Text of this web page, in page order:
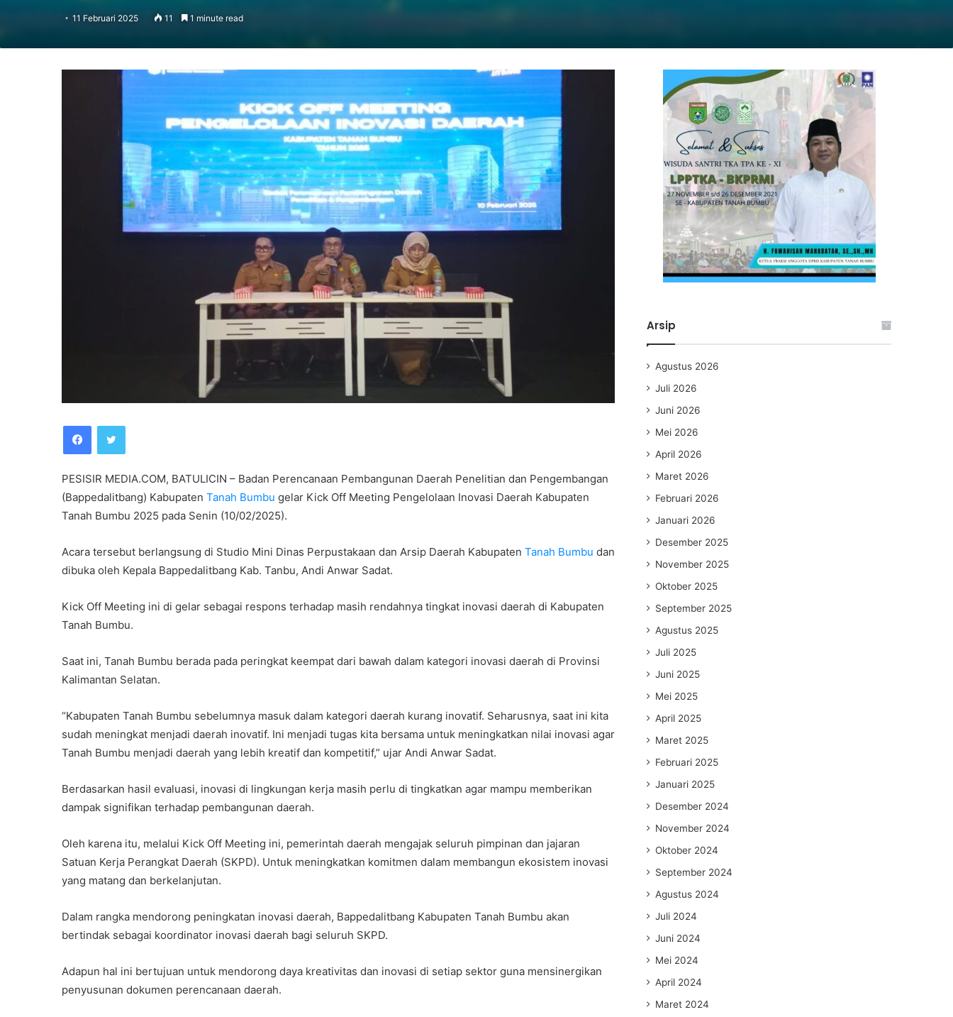
11 Februari 2025 11 1 minute read
FacebookTwitter
PESISIR MEDIA.COM, BATULICIN – Badan Perencanaan Pembangunan Daerah Penelitian dan Pengembangan
(Bappedalitbang) Kabupaten Tanah Bumbu gelar Kick Off Meeting Pengelolaan Inovasi Daerah Kabupaten
Tanah Bumbu 2025 pada Senin (10/02/2025).
Acara tersebut berlangsung di Studio Mini Dinas Perpustakaan dan Arsip Daerah Kabupaten Tanah Bumbu dan
dibuka oleh Kepala Bappedalitbang Kab. Tanbu, Andi Anwar Sadat.
Kick Off Meeting ini di gelar sebagai respons terhadap masih rendahnya tingkat inovasi daerah di Kabupaten
Tanah Bumbu.
Saat ini, Tanah Bumbu berada pada peringkat keempat dari bawah dalam kategori inovasi daerah di Provinsi
Kalimantan Selatan.
“Kabupaten Tanah Bumbu sebelumnya masuk dalam kategori daerah kurang inovatif. Seharusnya, saat ini kita
sudah meningkat menjadi daerah inovatif. Ini menjadi tugas kita bersama untuk meningkatkan nilai inovasi agar
Tanah Bumbu menjadi daerah yang lebih kreatif dan kompetitif,” ujar Andi Anwar Sadat.
Berdasarkan hasil evaluasi, inovasi di lingkungan kerja masih perlu di tingkatkan agar mampu memberikan
dampak signifikan terhadap pembangunan daerah.
Oleh karena itu, melalui Kick Off Meeting ini, pemerintah daerah mengajak seluruh pimpinan dan jajaran
Satuan Kerja Perangkat Daerah (SKPD). Untuk meningkatkan komitmen dalam membangun ekosistem inovasi
yang matang dan berkelanjutan.
Dalam rangka mendorong peningkatan inovasi daerah, Bappedalitbang Kabupaten Tanah Bumbu akan
bertindak sebagai koordinator inovasi daerah bagi seluruh SKPD.
Adapun hal ini bertujuan untuk mendorong daya kreativitas dan inovasi di setiap sektor guna mensinergikan
penyusunan dokumen perencanaan daerah.
Arsip
Agustus 2026
Juli 2026
Juni 2026
Mei 2026
April 2026
Maret 2026
Februari 2026
Januari 2026
Desember 2025
November 2025
Oktober 2025
September 2025
Agustus 2025
Juli 2025
Juni 2025
Mei 2025
April 2025
Maret 2025
Februari 2025
Januari 2025
Desember 2024
November 2024
Oktober 2024
September 2024
Agustus 2024
Juli 2024
Juni 2024
Mei 2024
April 2024
Maret 2024